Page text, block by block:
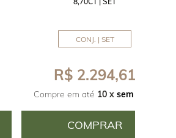
CONJ. | SET
R$ 2.294,61
Compre em até 10 x sem juros
COMPRAR